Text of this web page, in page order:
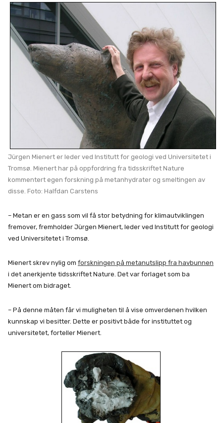
Jürgen Mienert er leder ved Institutt for geologi ved Universitetet i
Tromsø. Mienert har på oppfordring fra tidsskriftet Nature
kommentert egen forskning på metanhydrater og smeltingen av
disse. Foto: Halfdan Carstens
– Metan er en gass som vil få stor betydning for klimautviklingen
fremover, fremholder Jürgen Mienert, leder ved Institutt for geologi
ved Universitetet i Tromsø.
Mienert skrev nylig om forskningen på metanutslipp fra havbunnen
i det anerkjente tidsskriftet Nature. Det var forlaget som ba
Mienert om bidraget.
– På denne måten får vi muligheten til å vise omverdenen hvilken
kunnskap vi besitter. Dette er positivt både for instituttet og
universitetet, forteller Mienert.